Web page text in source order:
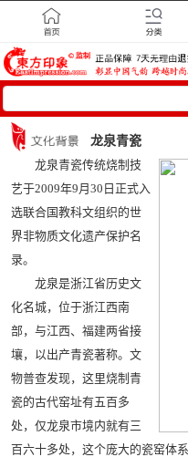
龙泉青瓷
龙泉青瓷传统烧制技
艺于2009年9月30日正式入
选联合国教科文组织的世
界非物质文化遗产保护名
录。
龙泉是浙江省历史文
化名城，位于浙江西南
部，与江西、福建两省接
壤，以出产青瓷著称。文
物普查发现，这里烧制青
瓷的古代窑址有五百多
处，仅龙泉市境内就有三
百六十多处，这个庞大的瓷窑体